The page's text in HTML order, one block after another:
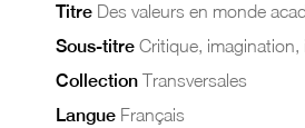
Titre Des valeurs en monde
Sous-titre Critique,
Collection Transversales
Langue Français